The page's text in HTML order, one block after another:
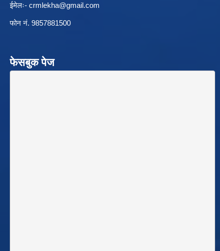
ईमेलः- crmlekha@gmail.com
फोन नं. 9857881500
फेसबुक पेज